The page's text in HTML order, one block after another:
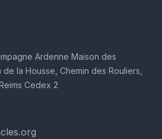
Ardenne Maison des
la Housse, Chemin des Rouliers,
Cedex 2